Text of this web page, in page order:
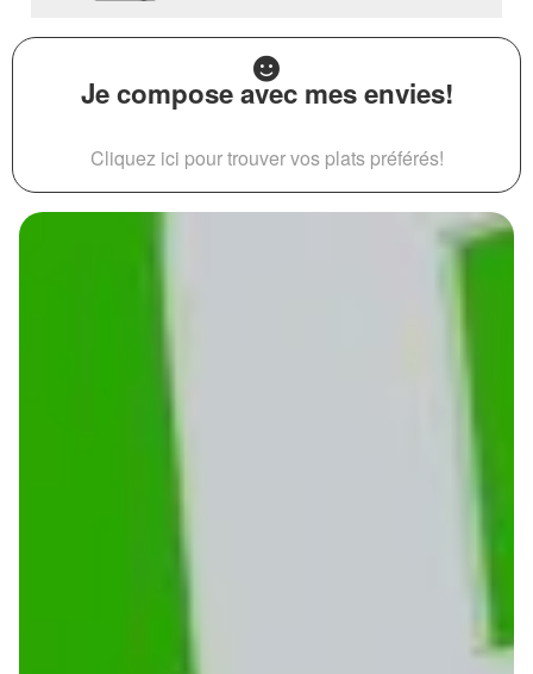
Je compose avec mes envies!
Cliquez ici pour trouver vos plats préférés!